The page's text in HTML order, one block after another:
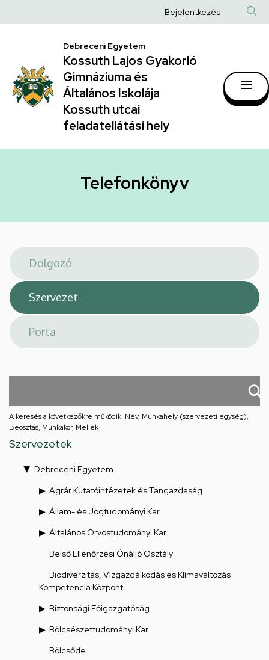
|
Kossuth
Lajos
Gyakorló
Gimnáziuma
Általános
hely
a
Anonim
fiók
Bejelentkezés
Debreceni Egyetem
Kossuth Lajos Gyakorló
Gimnáziuma és
Általános Iskolája
Kossuth utcai
feladatellátási hely
Telefonkönyv
A keresés a következőkre működik: Név, Munkahely (szervezeti egység),
Beosztás, Munkakör, Mellék
Szervezetek
Debreceni Egyetem
Agrár Kutatóintézetek és Tangazdaság
Állam- és Jogtudományi Kar
Általános Orvostudományi Kar
Belső Ellenőrzési Önálló Osztály
Biodiverzitás, Vízgazdálkodás és Klímaváltozás
Kompetencia Központ
Biztonsági Főigazgatóság
Bölcsészettudományi Kar
Bölcsőde